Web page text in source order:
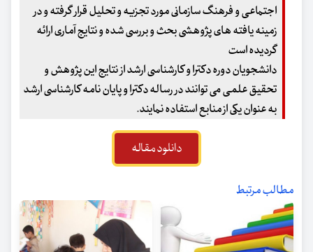
اجتماعی و فرهنگ سازمانی مورد تجزیه و تحلیل قرار گرفته و در
زمینه یافته های پژوهشی بحث و بررسی شده و نتایج آماری ارائه
گردیده است
دانشجویان دوره دکترا و کارشناسی ارشد از نتایج این پژوهش و
تحقیق علمی می توانند در رساله دکترا و پایان نامه کارشناسی ارشد
به عنوان یکی از منابع استفاده نمایند.
دانلود مقاله
مطالب مرتبط